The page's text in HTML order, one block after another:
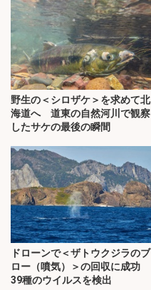
野生の＜シロザケ＞を求めて北
海道へ 道東の自然河川で観察
したサケの最後の瞬間
ドローンで＜ザトウクジラのブ
ロー（噴気）＞の回収に成功
39種のウイルスを検出